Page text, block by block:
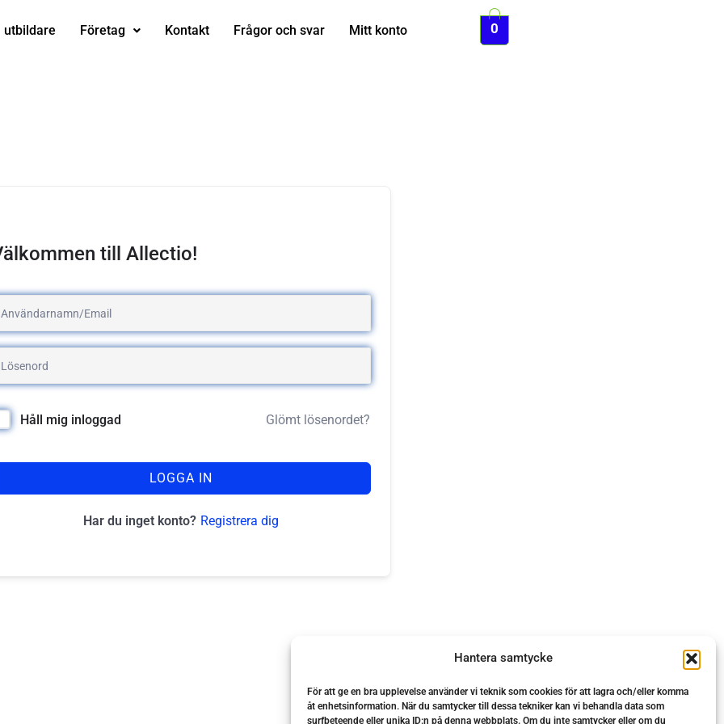
Hantera samtycke
För att ge en bra upplevelse använder vi teknik som cookies för att lagra och/eller komma
åt enhetsinformation. När du samtycker till dessa tekniker kan vi behandla data som
surfbeteende eller unika ID:n på denna webbplats. Om du inte samtycker eller om du
utbildare Företag Kontakt Frågor och svar Mitt konto 0
till Allectio!
Håll mig inloggad Glömt lösenordet?
LOGGA IN
Har du inget konto? Registrera dig